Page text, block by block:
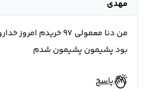
مهدی
بود پشیمون پشیمون شدم
پاسخ